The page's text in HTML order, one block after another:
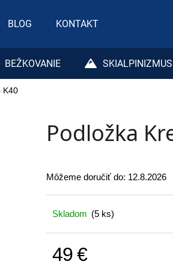
BLOG KONTAKT
BEŽKOVANIE SKIALPINIZMUS
K40
Podložka
Môžeme doručiť do: 12.8.2026
Skladom (5 ks)
49 €
nájsť?